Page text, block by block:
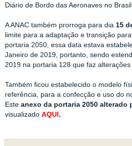
Diário de Bordo das Aeronaves no
A ANAC também prorroga para dia 15
limite para a adaptação e transição
portaria 2050, essa data estava
Janeiro de 2019, portanto, sendo
2019 na portaria 128 que faz
Também ficou estabelecido o modelo
referência, para a confecção e uso do
Este anexo da portaria 2050 alterado
visualizado AQUI.